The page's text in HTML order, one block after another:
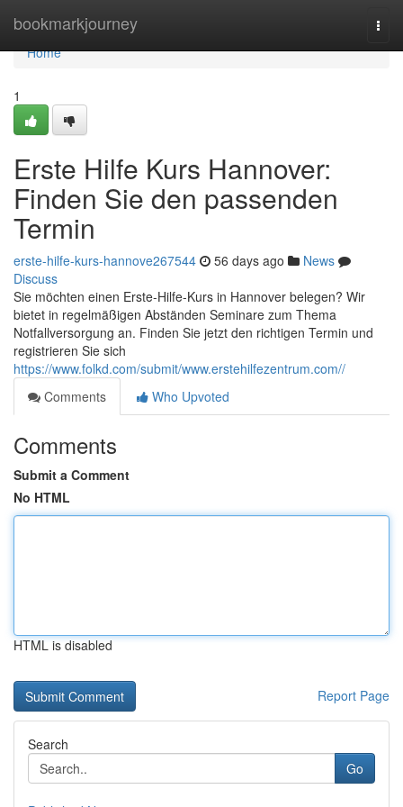
bookmarkjourney
Home
Home
1
Erste Hilfe Kurs Hannover:
Finden Sie den passenden
Termin
erste-hilfe-kurs-hannove267544 56 days ago
News
Discuss
Sie möchten einen Erste-Hilfe-Kurs in Hannover belegen? Wir
bietet in regelmäßigen Abständen Seminare zum Thema
Notfallversorgung an. Finden Sie jetzt den richtigen Termin und
registrieren Sie sich
https://www.folkd.com/submit/www.erstehilfezentrum.com//
Comments
Who Upvoted
Comments
Submit a Comment
No HTML
HTML is disabled
Report Page
Search
Go